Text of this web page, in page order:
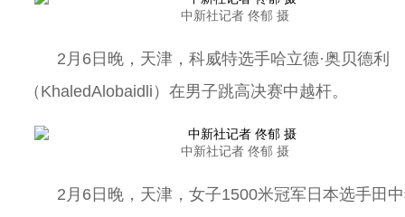
中新社记者 佟郁 摄
2月6日晚，天津，科威特选手哈立德·奥贝德利
（KhaledAlobaidli）在男子跳高决赛中越杆。
中新社记者 佟郁 摄
2月6日晚，天津，女子1500米冠军日本选手田